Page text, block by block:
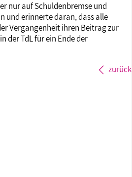
nur auf Schuldenbremse und
und erinnerte daran, dass alle
Vergangenheit ihren Beitrag zur
der TdL für ein Ende der
zurück